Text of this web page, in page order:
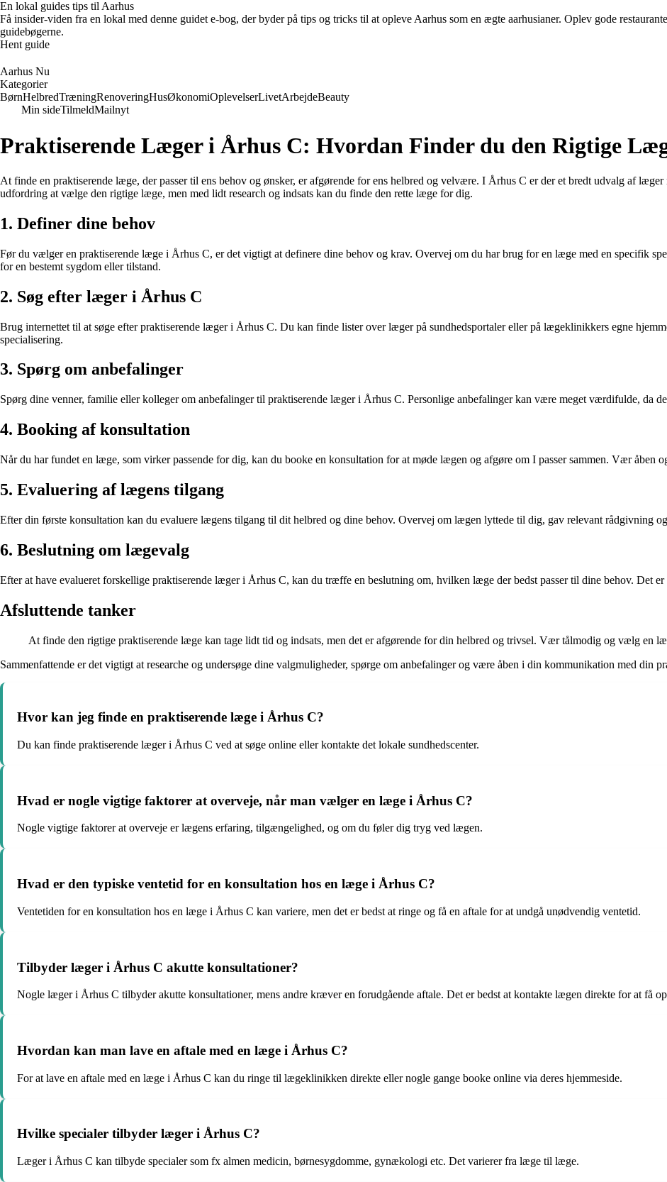
En lokal guides tips til Aarhus
Få insider-viden fra en lokal med denne guidet e-bog, der byder på tips og tricks til at opleve Aarhus som en ægte aarhusianer. Oplev gode
guidebøgerne.
Hent guide
Aarhus Nu
Kategorier
BørnHelbredTræningRenoveringHusØkonomiOplevelserLivetArbejdeBeauty
Min sideTilmeldMailnyt
Praktiserende Læger i Århus C: Hvordan Finder du den Rigtige
At finde en praktiserende læge, der passer til ens behov og ønsker, er afgørende for ens helbred og velvære. I Århus C er der et bredt udvalg af
udfordring at vælge den rigtige læge, men med lidt research og indsats kan du finde den rette læge for dig.
1. Definer dine behov
Før du vælger en praktiserende læge i Århus C, er det vigtigt at definere dine behov og krav. Overvej om du har brug for en læge med en specifik
for en bestemt sygdom eller tilstand.
2. Søg efter læger i Århus C
Brug internettet til at søge efter praktiserende læger i Århus C. Du kan finde lister over læger på sundhedsportaler eller på lægeklinikkers egne
specialisering.
3. Spørg om anbefalinger
Spørg dine venner, familie eller kolleger om anbefalinger til praktiserende læger i Århus C. Personlige anbefalinger kan være meget værdifulde, da
4. Booking af konsultation
Når du har fundet en læge, som virker passende for dig, kan du booke en konsultation for at møde lægen og afgøre om I passer sammen. Vær åben
5. Evaluering af lægens tilgang
Efter din første konsultation kan du evaluere lægens tilgang til dit helbred og dine behov. Overvej om lægen lyttede til dig, gav relevant rådgivning
6. Beslutning om lægevalg
Efter at have evalueret forskellige praktiserende læger i Århus C, kan du træffe en beslutning om, hvilken læge der bedst passer til dine behov. Det
Afsluttende tanker
At finde den rigtige praktiserende læge kan tage lidt tid og indsats, men det er afgørende for din helbred og trivsel. Vær tålmodig og vælg en
Sammenfattende er det vigtigt at researche og undersøge dine valgmuligheder, spørge om anbefalinger og være åben i din kommunikation med din
Hvor kan jeg finde en praktiserende læge i Århus C?
Du kan finde praktiserende læger i Århus C ved at søge online eller kontakte det lokale sundhedscenter.
Hvad er nogle vigtige faktorer at overveje, når man vælger en læge i Århus C?
Nogle vigtige faktorer at overveje er lægens erfaring, tilgængelighed, og om du føler dig tryg ved lægen.
Hvad er den typiske ventetid for en konsultation hos en læge i Århus C?
Ventetiden for en konsultation hos en læge i Århus C kan variere, men det er bedst at ringe og få en aftale for at undgå unødvendig ventetid.
Tilbyder læger i Århus C akutte konsultationer?
Nogle læger i Århus C tilbyder akutte konsultationer, mens andre kræver en forudgående aftale. Det er bedst at kontakte lægen direkte for at få
Hvordan kan man lave en aftale med en læge i Århus C?
For at lave en aftale med en læge i Århus C kan du ringe til lægeklinikken direkte eller nogle gange booke online via deres hjemmeside.
Hvilke specialer tilbyder læger i Århus C?
Læger i Århus C kan tilbyde specialer som fx almen medicin, børnesygdomme, gynækologi etc. Det varierer fra læge til læge.